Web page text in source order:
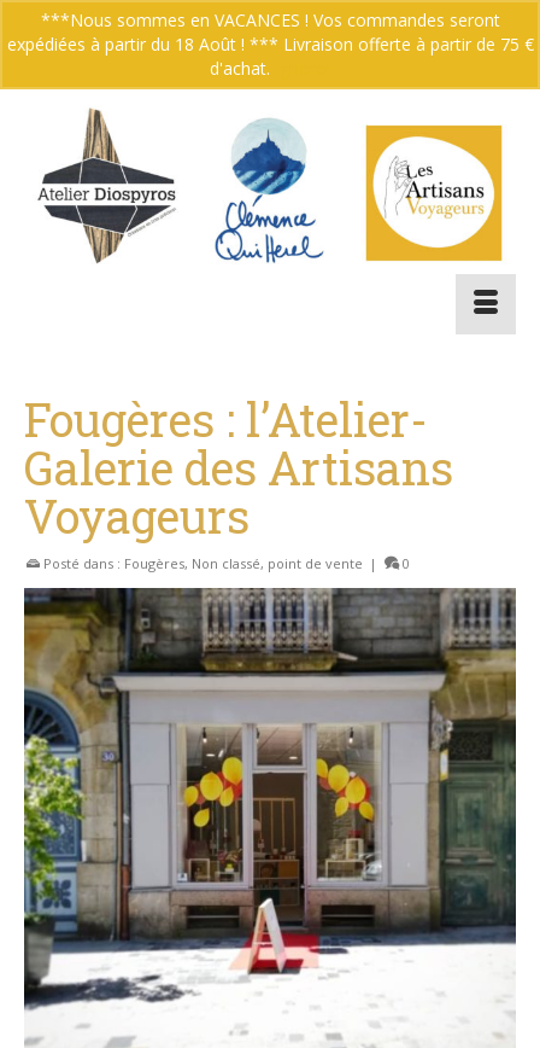
Votre panier 0.00€
Fougères : l’Atelier-
Galerie des Artisans
Voyageurs
Posté dans : Fougères, Non classé, point de vente | 0
***Nous sommes en VACANCES ! Vos commandes seront
expédiées à partir du 18 Août ! *** Livraison offerte à partir de 75 €
d'achat.